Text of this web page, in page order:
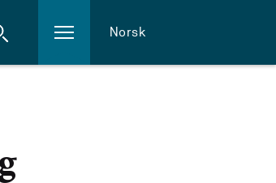
Norsk